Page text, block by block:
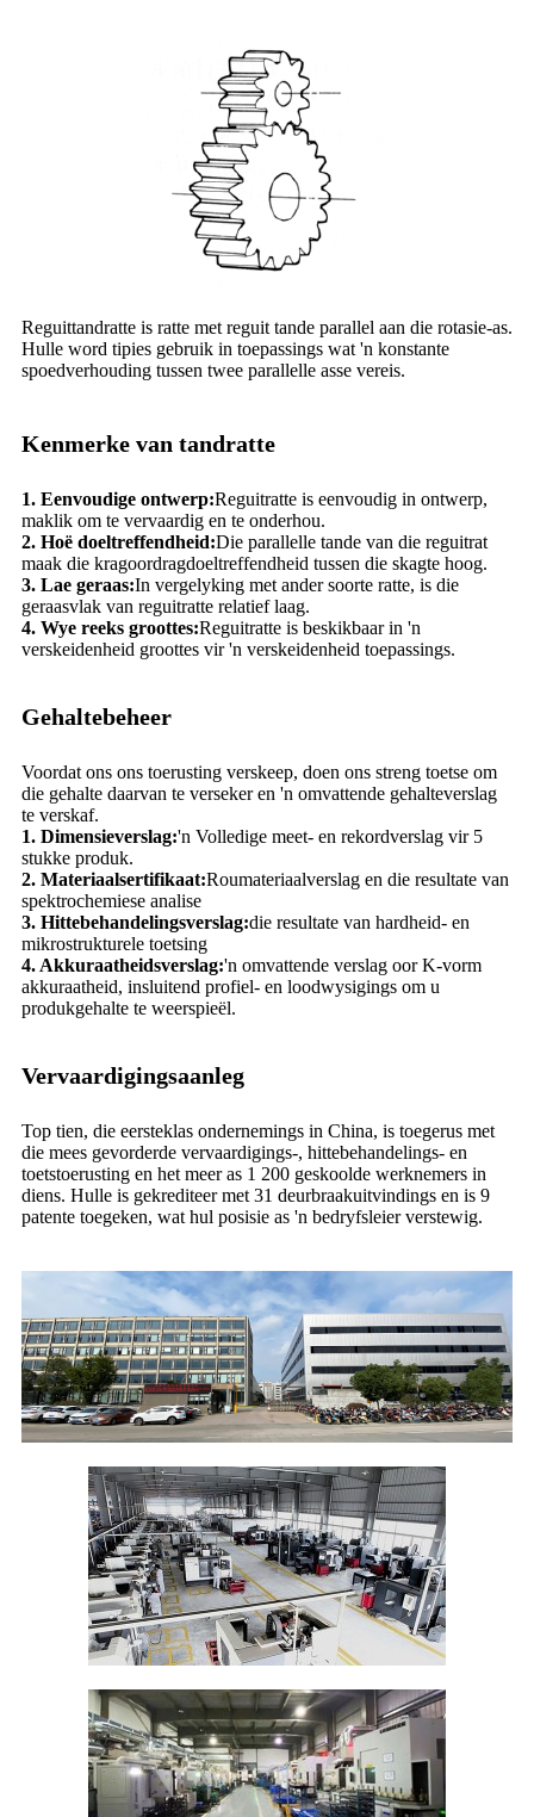
Reguittandratte is ratte met reguit tande parallel aan die rotasie-as.
Hulle word tipies gebruik in toepassings wat 'n konstante
spoedverhouding tussen twee parallelle asse vereis.
Kenmerke van tandratte
1. Eenvoudige ontwerp:Reguitratte is eenvoudig in ontwerp,
maklik om te vervaardig en te onderhou.
2. Hoë doeltreffendheid:Die parallelle tande van die reguitrat
maak die kragoordragdoeltreffendheid tussen die skagte hoog.
3. Lae geraas:In vergelyking met ander soorte ratte, is die
geraasvlak van reguitratte relatief laag.
4. Wye reeks groottes:Reguitratte is beskikbaar in 'n
verskeidenheid groottes vir 'n verskeidenheid toepassings.
Gehaltebeheer
Voordat ons ons toerusting verskeep, doen ons streng toetse om
die gehalte daarvan te verseker en 'n omvattende gehalteverslag
te verskaf.
1. Dimensieverslag:'n Volledige meet- en rekordverslag vir 5
stukke produk.
2. Materiaalsertifikaat:Roumateriaalverslag en die resultate van
spektrochemiese analise
3. Hittebehandelingsverslag:die resultate van hardheid- en
mikrostrukturele toetsing
4. Akkuraatheidsverslag:'n omvattende verslag oor K-vorm
akkuraatheid, insluitend profiel- en loodwysigings om u
produkgehalte te weerspieël.
Vervaardigingsaanleg
Top tien, die eersteklas ondernemings in China, is toegerus met
die mees gevorderde vervaardigings-, hittebehandelings- en
toetstoerusting en het meer as 1 200 geskoolde werknemers in
diens. Hulle is gekrediteer met 31 deurbraakuitvindings en is 9
patente toegeken, wat hul posisie as 'n bedryfsleier verstewig.